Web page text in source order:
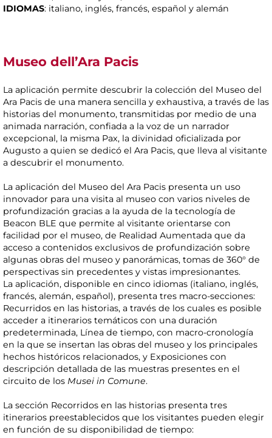
IDIOMAS: italiano, inglés, francés, español y alemán
Museo dell’Ara Pacis
La aplicación permite descubrir la colección del Museo del
Ara Pacis de una manera sencilla y exhaustiva, a través de las
historias del monumento, transmitidas por medio de una
animada narración, confiada a la voz de un narrador
excepcional, la misma Pax, la divinidad oficializada por
Augusto a quien se dedicó el Ara Pacis, que lleva al visitante
a descubrir el monumento.
La aplicación del Museo del Ara Pacis presenta un uso
innovador para una visita al museo con varios niveles de
profundización gracias a la ayuda de la tecnología de
Beacon BLE que permite al visitante orientarse con
facilidad por el museo, de Realidad Aumentada que da
acceso a contenidos exclusivos de profundización sobre
algunas obras del museo y panorámicas, tomas de 360° de
perspectivas sin precedentes y vistas impresionantes.
La aplicación, disponible en cinco idiomas (italiano, inglés,
francés, alemán, español), presenta tres macro-secciones:
Recurridos en las historias, a través de los cuales es posible
acceder a itinerarios temáticos con una duración
predeterminada, Línea de tiempo, con macro-cronología
en la que se insertan las obras del museo y los principales
hechos históricos relacionados, y Exposiciones con
descripción detallada de las muestras presentes en el
circuito de los Musei in Comune.
La sección Recorridos en las historias presenta tres
itinerarios preestablecidos que los visitantes pueden elegir
en función de su disponibilidad de tiempo: